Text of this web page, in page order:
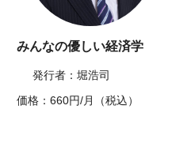
みんなの優しい経済学
発行者：堀浩司
価格：660円/月（税込）